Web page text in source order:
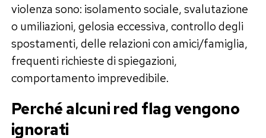
violenza sono: isolamento sociale, svalutazione
o umiliazioni, gelosia eccessiva, controllo degli
spostamenti, delle relazioni con amici/famiglia,
frequenti richieste di spiegazioni,
comportamento imprevedibile.
Perché alcuni red flag vengono
ignorati